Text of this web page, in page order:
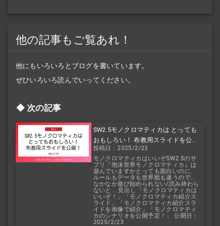
他の記事もご覧あれ！
他にもいろいろとブログを書いています。
ぜひいろいろ読んでいってください。
次の記事
SW2.5モノクロマティカは とっても
おもしろい！ 布教用スライドを公
開！
投稿日：2025/2/23
モノクロマティカはいいぞSW2.5のサ
プリ『泡沫世界モノクロマティカ』は
遊んでいますかとっても面白いのに、
ルールもデータも世界観も違うので、
なかなか遊び始められない/読み終わら
ないと... 見出し「モノクロマティカは
いいぞ！」「モノクロマティカ紹介ス
ライド」「モノクロマティカ紹介スラ
イドを画像で紹介」「モノクロマティ
カのシナリオを公開予定！」 公開日：
2025/2/23